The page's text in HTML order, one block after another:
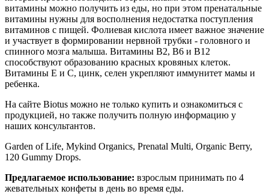
витамины можно получить из еды, но при этом пренатальные
витамины нужны для восполнения недостатка поступления
витаминов с пищей. Фолиевая кислота имеет важное значение
и участвует в формировании нервной трубки - головного и
спинного мозга малыша. Витамины В2, B6 и B12
способствуют образованию красных кровяных клеток.
Витамины Е и С, цинк, селен укрепляют иммунитет мамы и
ребенка.
На сайте Biotus можно не только купить и ознакомиться с
продукцией, но также получить полную информацию у
наших консультантов.
Garden of Life, Mykind Organics, Prenatal Multi, Organic Berry,
120 Gummy Drops.
Предлагаемое использование: взрослым принимать по 4
жевательных конфеты в день во время еды.